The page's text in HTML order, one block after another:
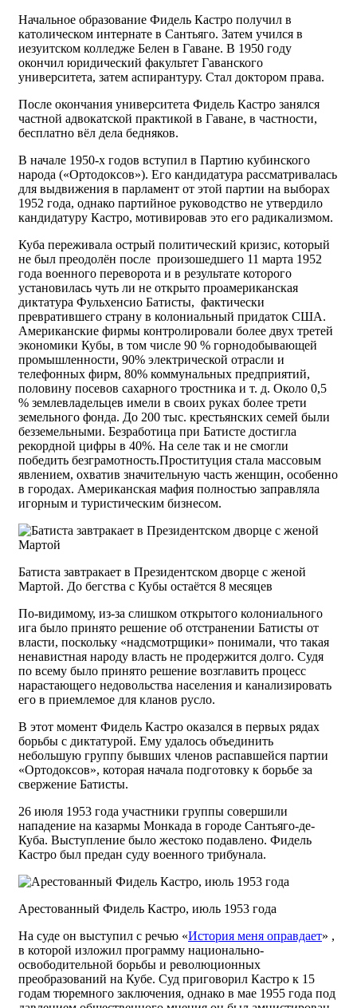
Начальное образование Фидель Кастро получил в
католическом интернате в Сантьяго. Затем учился в
иезуитском колледже Белен в Гаване. В 1950 году
окончил юридический факультет Гаванского
университета, затем аспирантуру. Стал доктором права.
После окончания университета Фидель Кастро занялся
частной адвокатской практикой в Гаване, в частности,
бесплатно вёл дела бедняков.
В начале 1950-х годов вступил в Партию кубинского
народа («Ортодоксов»). Его кандидатура рассматривалась
для выдвижения в парламент от этой партии на выборах
1952 года, однако партийное руководство не утвердило
кандидатуру Кастро, мотивировав это его радикализмом.
Куба переживала острый политический кризис, который
не был преодолён после произошедшего 11 марта 1952
года военного переворота и в результате которого
установилась чуть ли не открыто проамериканская
диктатура Фульхенсио Батисты, фактически
превратившего страну в колониальный придаток США.
Американские фирмы контролировали более двух третей
экономики Кубы, в том числе 90 % горнодобывающей
промышленности, 90% электрической отрасли и
телефонных фирм, 80% коммунальных предприятий,
половину посевов сахарного тростника и т. д. Около 0,5
% землевладельцев имели в своих руках более трети
земельного фонда. До 200 тыс. крестьянских семей были
безземельными. Безработица при Батисте достигла
рекордной цифры в 40%. На селе так и не смогли
победить безграмотность.Проституция стала массовым
явлением, охватив значительную часть женщин, особенно
в городах. Американская мафия полностью заправляла
игорным и туристическим бизнесом.
Батиста завтракает в Президентском дворце с женой
Мартой. До бегства с Кубы остаётся 8 месяцев
По-видимому, из-за слишком открытого колониального
ига было принято решение об отстранении Батисты от
власти, поскольку «надсмотрщики» понимали, что такая
ненавистная народу власть не продержится долго. Судя
по всему было принято решение возглавить процесс
нарастающего недовольства населения и канализировать
его в приемлемое для кланов русло.
В этот момент Фидель Кастро оказался в первых рядах
борьбы с диктатурой. Ему удалось объединить
небольшую группу бывших членов распавшейся партии
«Ортодоксов», которая начала подготовку к борьбе за
свержение Батисты.
26 июля 1953 года участники группы совершили
нападение на казармы Монкада в городе Сантьяго-де-
Куба. Выступление было жестоко подавлено. Фидель
Кастро был предан суду военного трибунала.
Арестованный Фидель Кастро, июль 1953 года
На суде он выступил с речью «История меня оправдает» ,
в которой изложил программу национально-
освободительной борьбы и революционных
преобразований на Кубе. Суд приговорил Кастро к 15
годам тюремного заключения, однако в мае 1955 года под